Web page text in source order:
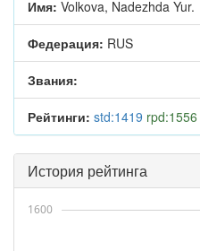
Имя: Volkova, Nadezhda Yur.
Федерация: RUS
Звания:
Рейтинги: std:1419 rpd:1556
История рейтинга
1600